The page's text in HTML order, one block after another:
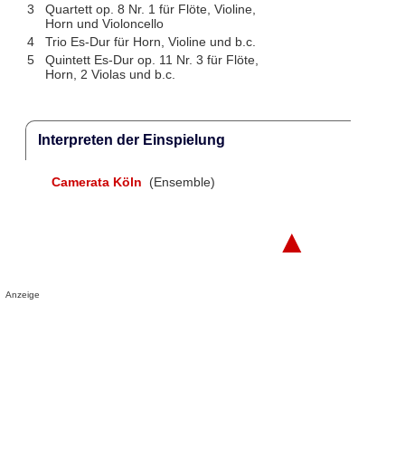
3
Quartett op. 8 Nr. 1 für Flöte, Violine,
Horn und Violoncello
4
Trio Es-Dur für Horn, Violine und b.c.
5
Quintett Es-Dur op. 11 Nr. 3 für Flöte,
Horn, 2 Violas und b.c.
Interpreten der Einspielung
Camerata Köln (Ensemble)
▲
Anzeige